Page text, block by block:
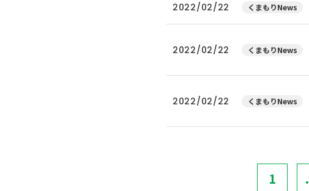
2022/02/22 くまもりNews
2022/02/22 くまもりNews
2022/02/22 くまもりNews
1